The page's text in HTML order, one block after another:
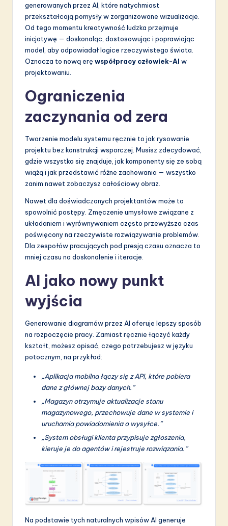
in
&
o
w
o
generowanych przez AI, które natychmiast
przekształcają pomysły w zorganizowane wizualizacje.
Od tego momentu kreatywność ludzka przejmuje
inicjatywę — doskonaląc, dostosowując i poprawiając
model, aby odpowiadał logice rzeczywistego świata.
Oznacza to nową erę współpracy człowiek-AI w
projektowaniu.
Ograniczenia
zaczynania od zera
Tworzenie modelu systemu ręcznie to jak rysowanie
projektu bez konstrukcji wsporczej. Musisz zdecydować,
gdzie wszystko się znajduje, jak komponenty się ze sobą
wiążą i jak przedstawić różne zachowania — wszystko
zanim nawet zobaczysz całościowy obraz.
Nawet dla doświadczonych projektantów może to
spowolnić postępy. Zmęczenie umysłowe związane z
układaniem i wyrównywaniem często przewyższa czas
poświęcony na rzeczywiste rozwiązywanie problemów.
Dla zespołów pracujących pod presją czasu oznacza to
mniej czasu na doskonalenie i iteracje.
AI jako nowy punkt
wyjścia
Generowanie diagramów przez AI oferuje lepszy sposób
na rozpoczęcie pracy. Zamiast ręcznie łączyć każdy
kształt, możesz opisać, czego potrzebujesz w języku
potocznym, na przykład:
„Aplikacja mobilna łączy się z API, które pobiera
dane z głównej bazy danych.”
„Magazyn otrzymuje aktualizacje stanu
magazynowego, przechowuje dane w systemie i
uruchamia powiadomienia o wysyłce.”
„System obsługi klienta przypisuje zgłoszenia,
kieruje je do agentów i rejestruje rozwiązania.”
Na podstawie tych naturalnych wpisów AI generuje